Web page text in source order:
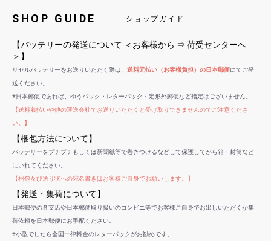
SHOP GUIDE ショップガイド
【バッテリーの発送について ＜お客様から ⇒ 荷受センターへ
＞】
リセルバッテリーをお送りいただく際は、 送料元払い（お客様負担）の日本郵便にてご発
送ください。
※日本郵便であれば、ゆうパック・レターパック・定形外郵便など指定はございません。
【送料着払いや他の運送会社でお送りいただくと受け取りできませんのでご注意くださ
い。】
【梱包方法について】
バッテリーをプチプチもしくは新聞紙等で巻きつけるなどして保護してから箱・封筒など
にいれてください。
【梱包及び送り状への宛名書きはお客様ご自身でお願いします。】
【発送・集荷について】
日本郵便の各支店や日本郵便取り扱いのコンビニ等でお客様ご自身でお出しいただくか集
荷依頼を日本郵便にお手配ください。
※小型でしたら全国一律料金のレターパックがお勧めです。